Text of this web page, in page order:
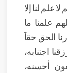
علم لنا إلا
علمنا ما
الحق حقاَ
اجتنابه،
أحسنه،